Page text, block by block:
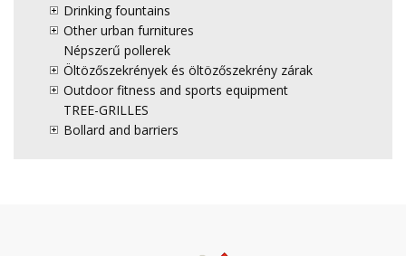
Drinking fountains
Other urban furnitures
Népszerű pollerek
Öltözőszekrények és öltözőszekrény zárak
Outdoor fitness and sports equipment
TREE-GRILLES
Bollard and barriers